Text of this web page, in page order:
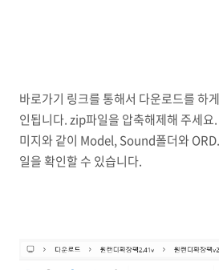
바로가기 링크를 통해서 다운로드를 하
인됩니다. zip파일을 압축해제해 주세요
미지와 같이 Model, Sound폴더와
일을 확인할 수 있습니다.